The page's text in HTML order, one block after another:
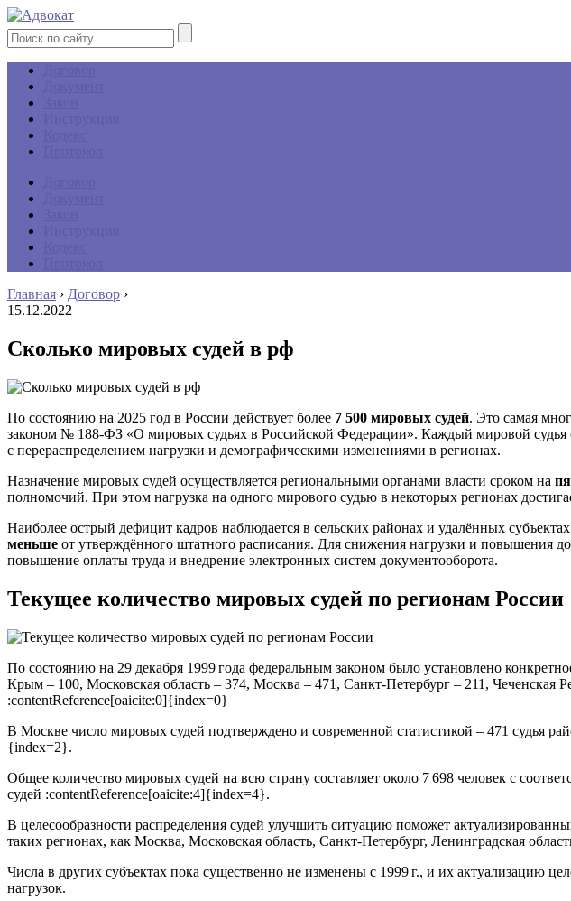
Главная › Договор ›
15.12.2022
Сколько мировых судей в рф
По состоянию на 2025 год в России действует более 7 500 мировых судей. Это самая
законом № 188-ФЗ «О мировых судьях в Российской Федерации». Каждый мировой судья
с перераспределением нагрузки и демографическими изменениями в регионах.
Назначение мировых судей осуществляется региональными органами власти сроком на
полномочий. При этом нагрузка на одного мирового судью в некоторых регионах
Наиболее острый дефицит кадров наблюдается в сельских районах и удалённых
меньше от утверждённого штатного расписания. Для снижения нагрузки и повышения
повышение оплаты труда и внедрение электронных систем документооборота.
Текущее количество мировых судей по регионам России
По состоянию на 29 декабря 1999 года федеральным законом было установлено
Крым – 100, Московская область – 374, Москва – 471, Санкт‑Петербург – 211,
:contentReference[oaicite:0]{index=0}
В Москве число мировых судей подтверждено и современной статистикой – 471 судья
{index=2}.
Общее количество мировых судей на всю страну составляет около 7 698 человек с
судей :contentReference[oaicite:4]{index=4}.
В целесообразности распределения судей улучшить ситуацию поможет
таких регионах, как Москва, Московская область, Санкт‑Петербург, Ленинградская
Числа в других субъектах пока существенно не изменены с 1999 г., и их актуализацию
нагрузок.